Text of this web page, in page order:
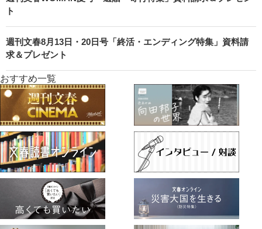
ト
週刊文春8月13日・20日号「終活・エンディング特集」資料請
求＆プレゼント
おすすめ一覧